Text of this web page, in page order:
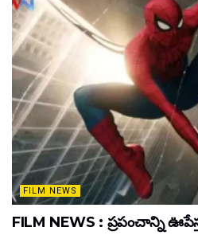
FILM NEWS
FILM NEWS : ప్రపంచాన్ని